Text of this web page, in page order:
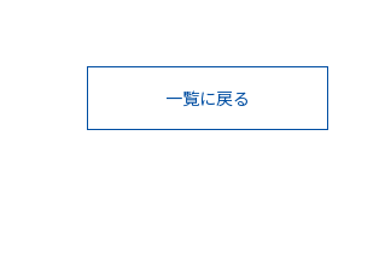
一覧に戻る